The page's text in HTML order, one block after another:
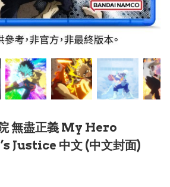
無盡正義 My Hero
Justice 中文 (中文封面)